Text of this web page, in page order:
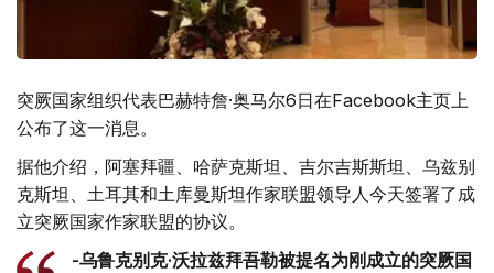
突厥国家组织代表巴赫特詹·奥马尔6日在Facebook主页上
公布了这一消息。
据他介绍，阿塞拜疆、哈萨克斯坦、吉尔吉斯斯坦、乌兹别
克斯坦、土耳其和土库曼斯坦作家联盟领导人今天签署了成
立突厥国家作家联盟的协议。
-乌鲁克别克·沃拉兹拜吾勒被提名为刚成立的突厥国